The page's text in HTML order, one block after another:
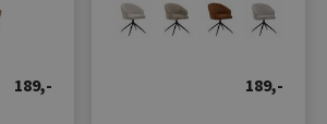
189,- 189,-